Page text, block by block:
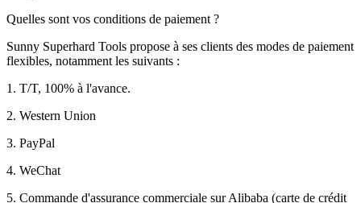
Quelles sont vos conditions de paiement ?
Sunny Superhard Tools propose à ses clients des modes de paiement
flexibles, notamment les suivants :
1. T/T, 100% à l'avance.
2. Western Union
3. PayPal
4. WeChat
5. Commande d'assurance commerciale sur Alibaba (carte de crédit